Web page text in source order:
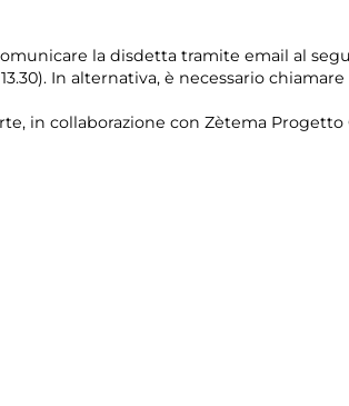
la disdetta tramite email al
In alternativa, è necessario
in collaborazione con Zètema Progetto